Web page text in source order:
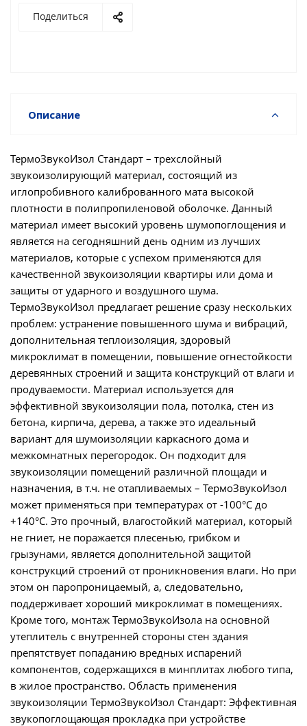
Поделиться
Описание
ТермоЗвукоИзол Стандарт – трехслойный
звукоизолирующий материал, состоящий из
иглопробивного калиброванного мата высокой
плотности в полипропиленовой оболочке. Данный
материал имеет высокий уровень шумопоглощения и
является на сегодняшний день одним из лучших
материалов, которые с успехом применяются для
качественной звукоизоляции квартиры или дома и
защиты от ударного и воздушного шума.
ТермоЗвукоИзол предлагает решение сразу нескольких
проблем: устранение повышенного шума и вибраций,
дополнительная теплоизоляция, здоровый
микроклимат в помещении, повышение огнестойкости
деревянных строений и защита конструкций от влаги и
продуваемости. Материал используется для
эффективной звукоизоляции пола, потолка, стен из
бетона, кирпича, дерева, а также это идеальный
вариант для шумоизоляции каркасного дома и
межкомнатных перегородок. Он подходит для
звукоизоляции помещений различной площади и
назначения, в т.ч. не отапливаемых – ТермоЗвукоИзол
может применяться при температурах от -100°С до
+140°С. Это прочный, влагостойкий материал, который
не гниет, не поражается плесенью, грибком и
грызунами, является дополнительной защитой
конструкций строений от проникновения влаги. Но при
этом он паропроницаемый, а, следовательно,
поддерживает хороший микроклимат в помещениях.
Кроме того, монтаж ТермоЗвукоИзола на основной
утеплитель с внутренней стороны стен здания
препятствует попаданию вредных испарений
компонентов, содержащихся в минплитах любого типа,
в жилое пространство. Область применения
звукоизоляции ТермоЗвукоИзол Стандарт: Эффективная
звукопоглощающая прокладка при устройстве